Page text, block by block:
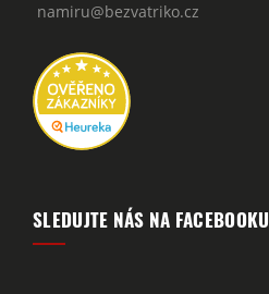
namiru@bezvatriko.cz
SLEDUJTE NÁS NA FACEBOOKU